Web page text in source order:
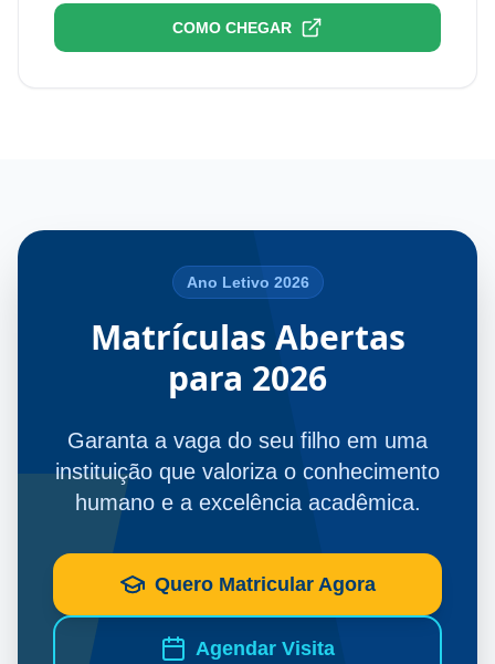
COMO CHEGAR
Ano Letivo 2026
Matrículas Abertas
para 2026
Garanta a vaga do seu filho em uma
instituição que valoriza o conhecimento
humano e a excelência acadêmica.
Quero Matricular Agora
Agendar Visita